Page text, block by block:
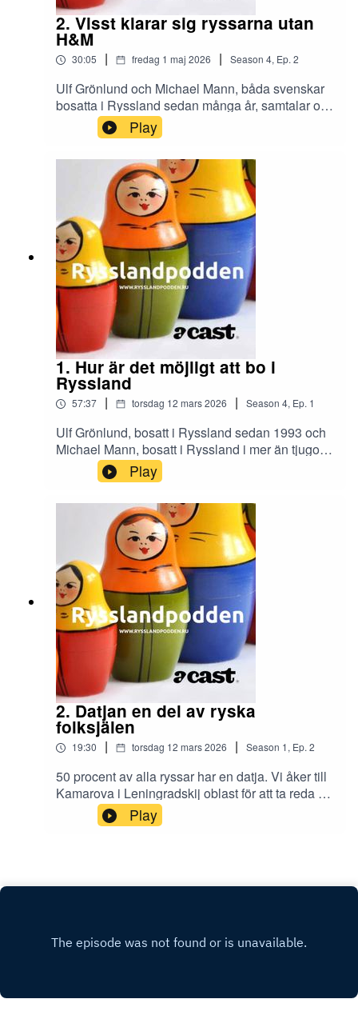
2. Visst klarar sig ryssarna utan
H&M
30:05 | fredag 1 maj 2026 | Season 4, Ep. 2
Ulf Grönlund och Michael Mann, båda svenskar
bosatta i Ryssland sedan många år, samtalar om
hur den ryska marknaden förändrats. Hur vissa
företag lämnat landet men hur andra lika snabbt
fyllt deras plats.
Play
1. Hur är det möjligt att bo i
Ryssland
57:37 | torsdag 12 mars 2026 | Season 4, Ep. 1
Ulf Grönlund, bosatt i Ryssland sedan 1993 och
Michael Mann, bosatt i Ryssland i mer än tjugo
år, samtalar om livet i världens största och mest
mångfacetterade land. Lyssna på när Ulf
Grönlund bland annat berättar om hur han i
början av åttiotalet lyckades pruta med
skattepolisen i Sankt Petersburg.
Play
2. Datjan en del av ryska
folksjälen
19:30 | torsdag 12 mars 2026 | Season 1, Ep. 2
50 procent av alla ryssar har en datja. Vi åker till
Kamarova i Leningradskij oblast för att ta reda på
varför den ryska datjan ligger ryssarna så varm
om hjärtat. Sofia 35 berättar om varför datjan
Play